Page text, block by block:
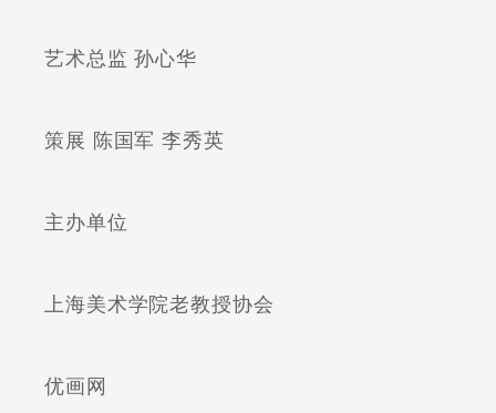
艺术总监 孙心华
策展 陈国军 李秀英
主办单位
上海美术学院老教授协会
优画网